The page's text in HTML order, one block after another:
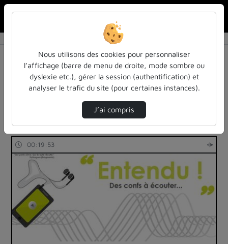
Résultats de la recherche
Filtres actifs (cliquer pour en retirer) :
colloques-et-conferences
education
inspe
entendu-des-confs-a-ecouter
49 vidéos trouvées
00:19:53
Nous utilisons des cookies pour personnaliser
l’affichage (barre de menu de droite, mode sombre ou
dyslexie etc.), gérer la session (authentification) et
analyser le trafic du site (pour certaines instances).
J’ai compris